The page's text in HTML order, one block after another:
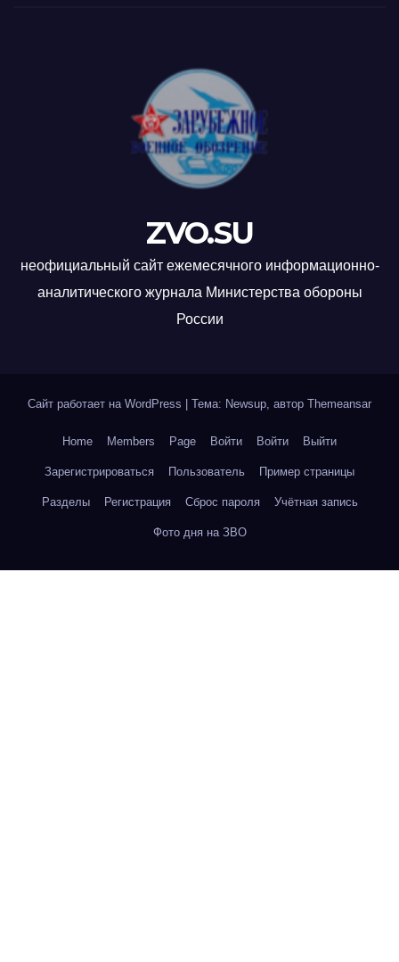
ZVO.SU
неофициальный сайт ежемесячного информационно-
аналитического журнала Министерства обороны
России
Сайт работает на WordPress | Тема: Newsup, автор Themeansar
Home Members Page Войти Войти Выйти
Зарегистрироваться Пользователь Пример страницы
Разделы Регистрация Сброс пароля Учётная запись
Фото дня на ЗВО